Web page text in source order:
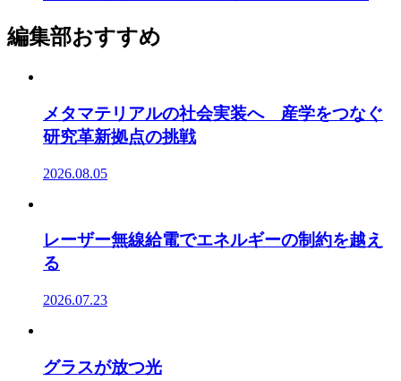
編集部おすすめ
メタマテリアルの社会実装へ 産学をつなぐ
研究革新拠点の挑戦
2026.08.05
レーザー無線給電でエネルギーの制約を越え
る
2026.07.23
グラスが放つ光